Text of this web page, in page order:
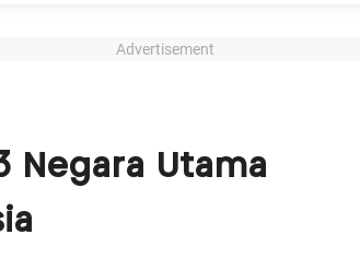
Advertisement
Negara Utama